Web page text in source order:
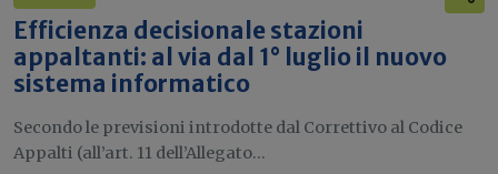
Efficienza decisionale stazioni
appaltanti: al via dal 1° luglio il nuovo
sistema informatico
Secondo le previsioni introdotte dal Correttivo al Codice
Appalti (all’art. 11 dell’Allegato...